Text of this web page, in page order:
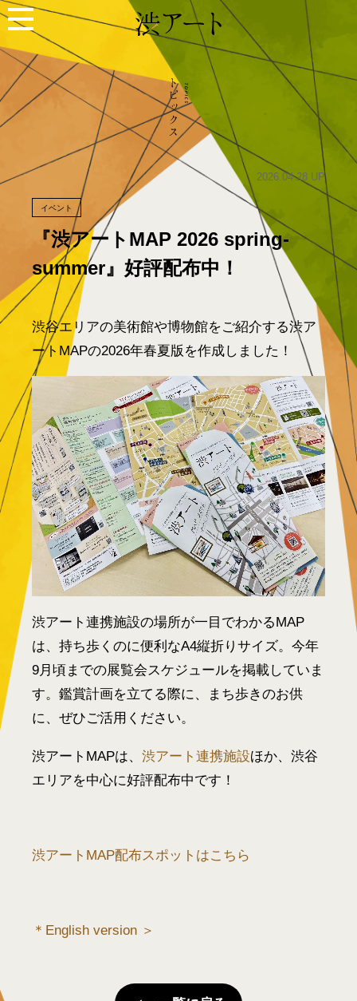
2026.04.28 UP
イベント
『渋アートMAP 2026 spring-
summer』好評配布中！
渋谷エリアの美術館や博物館をご紹介する渋ア
ートMAPの2026年春夏版を作成しました！
渋アート連携施設の場所が一目でわかるMAP
は、持ち歩くのに便利なA4縦折りサイズ。今年
9月頃までの展覧会スケジュールを掲載していま
す。鑑賞計画を立てる際に、まち歩きのお供
に、ぜひご活用ください。
渋アートMAPは、 渋アート連携施設ほか、渋谷
エリアを中心に好評配布中です！
渋アートMAP配布スポットはこちら
＊English version ＞